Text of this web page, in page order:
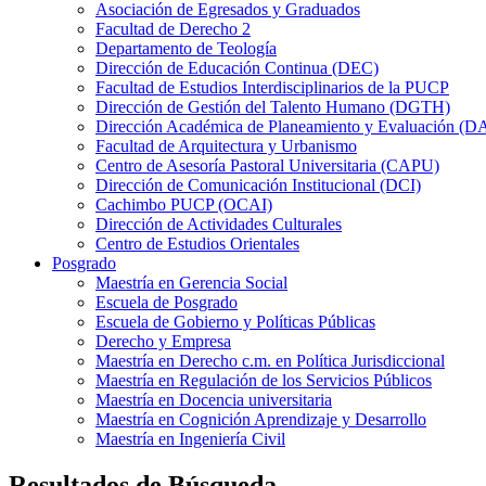
Asociación de Egresados y Graduados
Facultad de Derecho 2
Departamento de Teología
Dirección de Educación Continua (DEC)
Facultad de Estudios Interdisciplinarios de la PUCP
Dirección de Gestión del Talento Humano (DGTH)
Dirección Académica de Planeamiento y Evaluación
Facultad de Arquitectura y Urbanismo
Centro de Asesoría Pastoral Universitaria (CAPU)
Dirección de Comunicación Institucional (DCI)
Cachimbo PUCP (OCAI)
Dirección de Actividades Culturales
Centro de Estudios Orientales
Posgrado
Maestría en Gerencia Social
Escuela de Posgrado
Escuela de Gobierno y Políticas Públicas
Derecho y Empresa
Maestría en Derecho c.m. en Política Jurisdiccional
Maestría en Regulación de los Servicios Públicos
Maestría en Docencia universitaria
Maestría en Cognición Aprendizaje y Desarrollo
Maestría en Ingeniería Civil